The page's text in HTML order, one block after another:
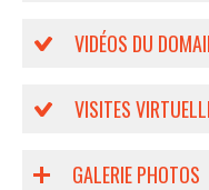
VIDÉOS DU
VISITES
GALERIE PHOTOS